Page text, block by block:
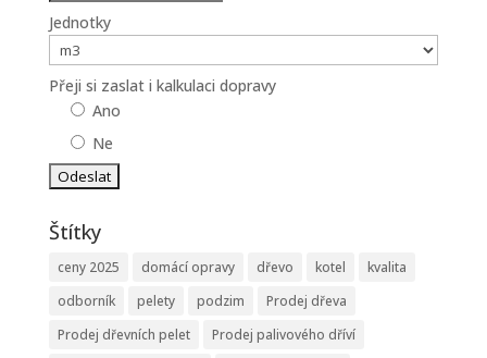
Jednotky
Přeji si zaslat i kalkulaci dopravy
Ano
Ne
Štítky
ceny 2025 domácí opravy dřevo kotel
kvalita
odborník
pelety podzim
Prodej dřeva
Prodej dřevních pelet
Prodej palivového dříví